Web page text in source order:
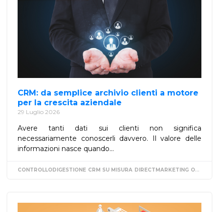
CRM: da semplice archivio clienti a motore
per la crescita aziendale
29 Luglio 2026
Avere tanti dati sui clienti non significa
necessariamente conoscerli davvero. Il valore delle
informazioni nasce quando...
CONTROLLODIGESTIONE CRM SU MISURA DIRECTMARKETING ORGANIZZAZIONE